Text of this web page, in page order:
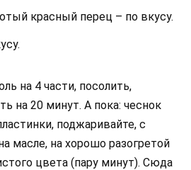
красный перец – по вкусу.
на 4 части, посолить,
на 20 минут. А пока: чеснок
поджаривайте, с
масле, на хорошо разогретой
цвета (пару минут). Сюда